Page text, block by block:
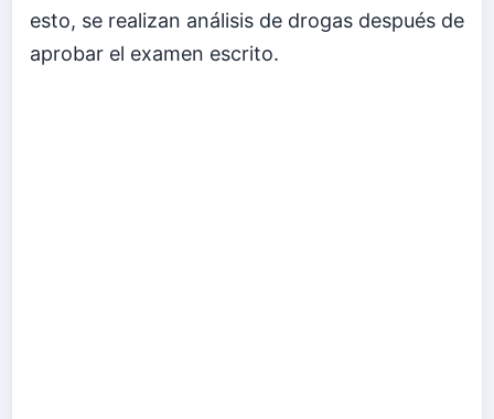
esto, se realizan análisis de drogas después de
aprobar el examen escrito.